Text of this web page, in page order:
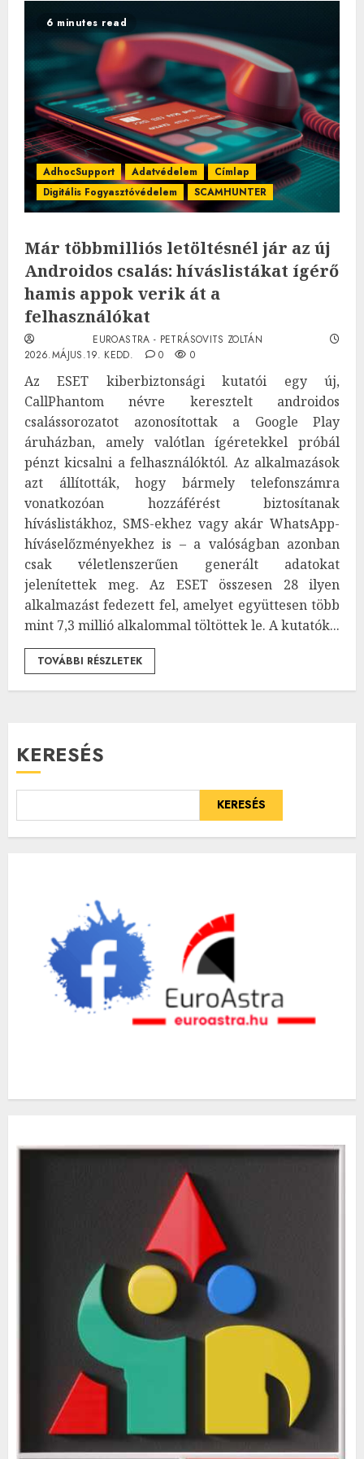
6 minutes read
AdhocSupport Adatvédelem
Címlap
Digitális Fogyasztóvédelem
SCAMHUNTER
Már többmilliós letöltésnél jár az új
Androidos csalás: híváslistákat ígérő
hamis appok verik át a
felhasználókat
EUROASTRA - PETRÁSOVITS ZOLTÁN
2026.MÁJUS.19. KEDD.
0 0
Az ESET kiberbiztonsági kutatói egy új,
CallPhantom névre keresztelt androidos
csalássorozatot azonosítottak a Google Play
áruházban, amely valótlan ígéretekkel próbál
pénzt kicsalni a felhasználóktól. Az alkalmazások
azt állították, hogy bármely telefonszámra
vonatkozóan hozzáférést biztosítanak
híváslistákhoz, SMS-ekhez vagy akár WhatsApp-
híváselőzményekhez is – a valóságban azonban
csak véletlenszerűen generált adatokat
jelenítettek meg. Az ESET összesen 28 ilyen
alkalmazást fedezett fel, amelyet együttesen több
mint 7,3 millió alkalommal töltöttek le. A kutatók...
TOVÁBBI RÉSZLETEK
KERESÉS
KERESÉS